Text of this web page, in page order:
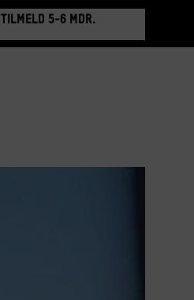
BOOK RUNDVISNING
TILMELD 5-6 MDR.